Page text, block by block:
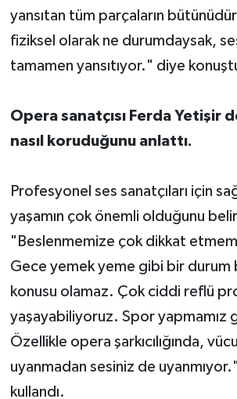
yansıtan tüm parçaların
fiziksel olarak ne durumdaysak,
tamamen yansıtıyor." diye
Opera sanatçısı Ferda Yetişir
nasıl koruduğunu anlattı.
Profesyonel ses sanatçıları için
yaşamın çok önemli olduğunu
"Beslenmemize çok dikkat
Gece yemek yeme gibi bir durum
konusu olamaz. Çok ciddi reflü
yaşayabiliyoruz. Spor yapmamız
Özellikle opera şarkıcılığında,
uyanmadan sesiniz de
kullandı.